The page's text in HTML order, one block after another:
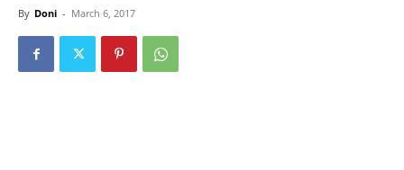
By Doni - March 6, 2017